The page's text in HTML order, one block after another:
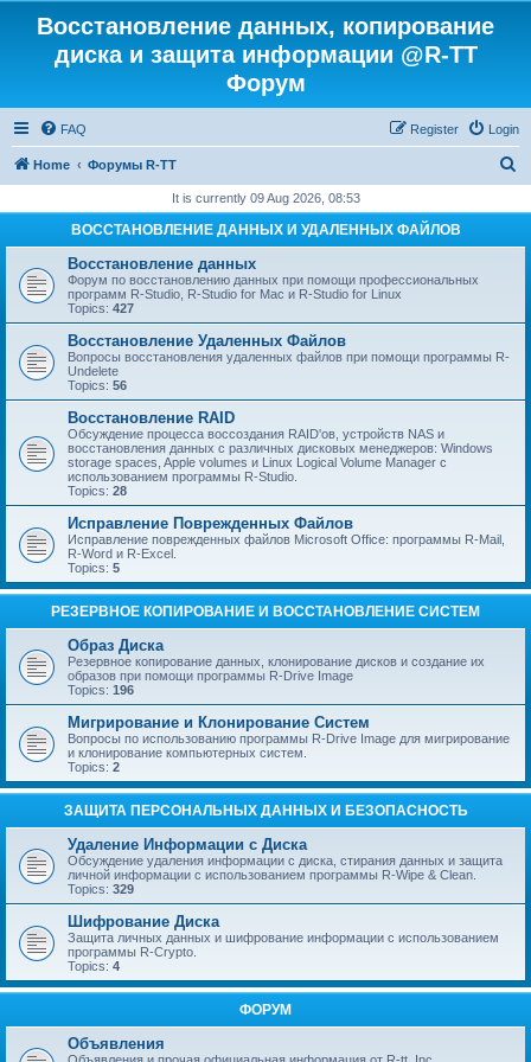
Восстановление данных, копирование
диска и защита информации @R-TT
Форум
FAQ Login
Register
Home Форумы R-TT
r
It is currently 09 Aug 2026, 08:53
ВОССТАНОВЛЕНИЕ ДАННЫХ И УДАЛЕННЫХ ФАЙЛОВ
Восстановление данных
Форум по восстановлению данных при помощи профессиональных
программ R-Studio, R-Studio for Mac и R-Studio for Linux
Topics: 427
Восстановление Удаленных Файлов
Вопросы восстановления удаленных файлов при помощи программы R-
Undelete
Topics: 56
Восстановление RAID
Обсуждение процесса воссоздания RAID'ов, устройств NAS и
восстановления данных с различных дисковых менеджеров: Windows
storage spaces, Apple volumes и Linux Logical Volume Manager с
использованием программы R-Studio.
Topics: 28
Исправление Поврежденных Файлов
Исправление поврежденных файлов Microsoft Office: программы R-Mail,
R-Word и R-Excel.
Topics: 5
РЕЗЕРВНОЕ КОПИРОВАНИЕ И ВОССТАНОВЛЕНИЕ СИСТЕМ
Образ Диска
Резервное копирование данных, клонирование дисков и создание их
образов при помощи программы R-Drive Image
Topics: 196
Мигрирование и Клонирование Систем
Вопросы по использованию программы R-Drive Image для мигрирование
и клонирование компьютерных систем.
Topics: 2
ЗАЩИТА ПЕРСОНАЛЬНЫХ ДАННЫХ И БЕЗОПАСНОСТЬ
Удаление Информации с Диска
Обсуждение удаления информации с диска, стирания данных и защита
личной информации с использованием программы R-Wipe & Clean.
Topics: 329
Шифрование Диска
Защита личных данных и шифрование информации с использованием
программы R-Crypto.
Topics: 4
ФОРУМ
Объявления